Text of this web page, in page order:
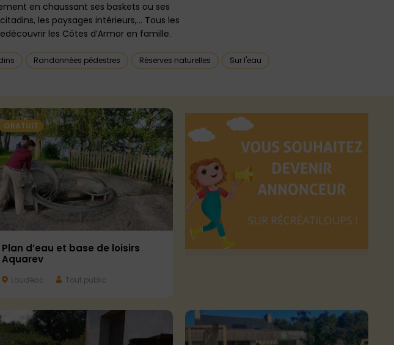
en chaussant ses baskets ou ses
les paysages intérieurs,… Tous les
les Côtes d’Armor en famille.
Randonnées pédestres Réserves naturelles Sur l'eau
Plan d’eau et base de loisirs
Aquarev
Loudéac Tout public
GRATUIT